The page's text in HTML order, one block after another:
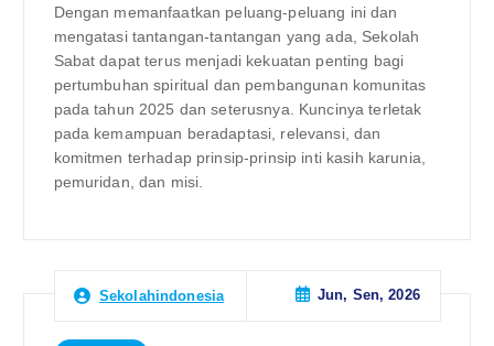
Dengan memanfaatkan peluang-peluang ini dan
mengatasi tantangan-tantangan yang ada, Sekolah
Sabat dapat terus menjadi kekuatan penting bagi
pertumbuhan spiritual dan pembangunan komunitas
pada tahun 2025 dan seterusnya. Kuncinya terletak
pada kemampuan beradaptasi, relevansi, dan
komitmen terhadap prinsip-prinsip inti kasih karunia,
pemuridan, dan misi.
Sekolahindonesia Jun, Sen, 2026